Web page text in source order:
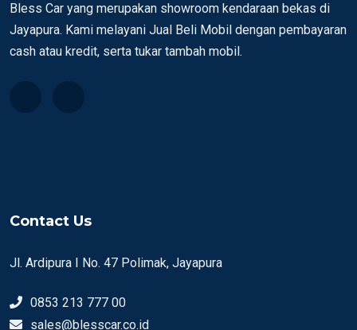
Bless Car yang merupakan showroom kendaraan bekas di
Jayapura. Kami melayani Jual Beli Mobil dengan pembayaran
cash atau kredit, serta tukar tambah mobil.
Contact Us
Jl. Ardipura I No. 47 Polimak, Jayapura
0853 213 777 00
sales@blesscar.co.id